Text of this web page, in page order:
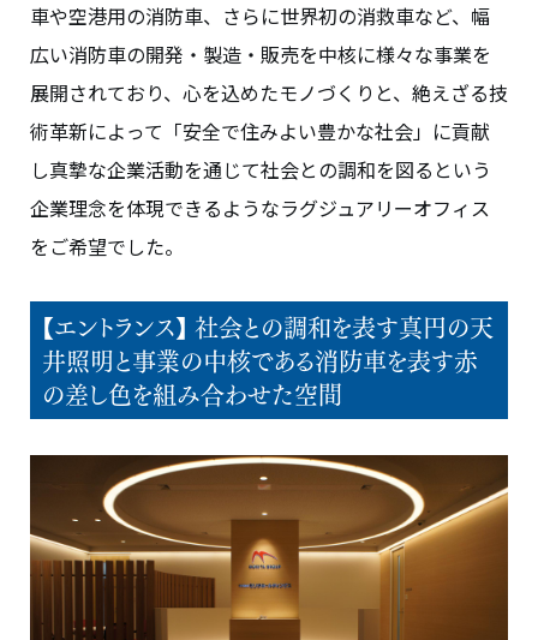
車や空港用の消防車、さらに世界初の消救車など、幅
広い消防車の開発・製造・販売を中核に様々な事業を
展開されており、心を込めたモノづくりと、絶えざる技
術革新によって「安全で住みよい豊かな社会」に貢献
し真摯な企業活動を通じて社会との調和を図るという
企業理念を体現できるようなラグジュアリーオフィス
をご希望でした。
【エントランス】 社会との調和を表す真円の天
井照明と事業の中核である消防車を表す赤
の差し色を組み合わせた空間